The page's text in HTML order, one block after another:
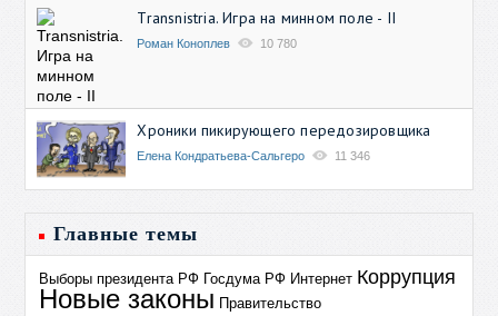
Transnistria. Игра на минном поле - II
Роман Коноплев 10 780
Хроники пикирующего передозировщика
Елена Кондратьева-Сальгеро 11 346
Главные темы
Выборы президента РФ Госдума РФ Интернет Коррупция
Новые законы Правительство